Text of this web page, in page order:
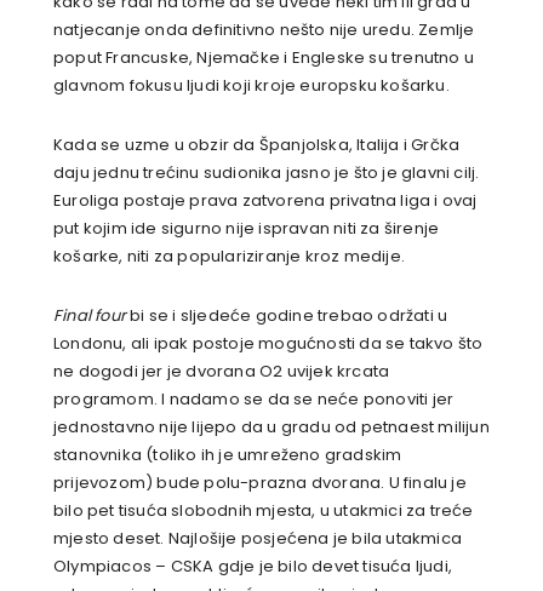
natjecanje onda definitivno nešto nije uredu. Zemlje
poput Francuske, Njemačke i Engleske su trenutno u
glavnom fokusu ljudi koji kroje europsku košarku.
Kada se uzme u obzir da Španjolska, Italija i Grčka
daju jednu trećinu sudionika jasno je što je glavni cilj.
Euroliga postaje prava zatvorena privatna liga i ovaj
put kojim ide sigurno nije ispravan niti za širenje
košarke, niti za populariziranje kroz medije.
Final fourbi se i sljedeće godine trebao održati u
Londonu, ali ipak postoje mogućnosti da se takvo što
ne dogodi jer je dvorana O2 uvijek krcata
programom. I nadamo se da se neće ponoviti jer
jednostavno nije lijepo da u gradu od petnaest milijun
stanovnika (toliko ih je umreženo gradskim
prijevozom) bude polu-prazna dvorana. U finalu je
bilo pet tisuća slobodnih mjesta, u utakmici za treće
mjesto deset. Najlošije posjećena je bila utakmica
Olympiacos – CSKA gdje je bilo devet tisuća ljudi,